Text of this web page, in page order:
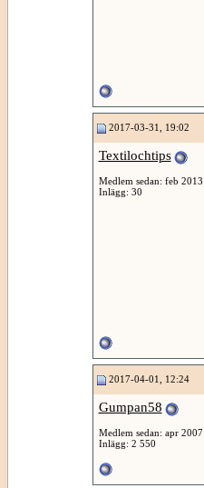
2017-03-31, 19:02
Textilochtips
Medlem sedan: feb 2013
Inlägg: 30
2017-04-01, 12:24
Gumpan58
Medlem sedan: apr 2007
Inlägg: 2 550